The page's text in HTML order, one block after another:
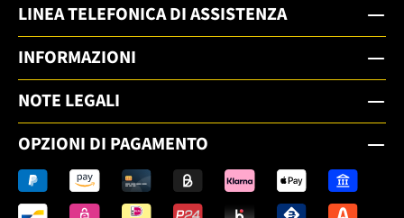
LINEA TELEFONICA DI ASSISTENZA
INFORMAZIONI
NOTE LEGALI
OPZIONI DI PAGAMENTO